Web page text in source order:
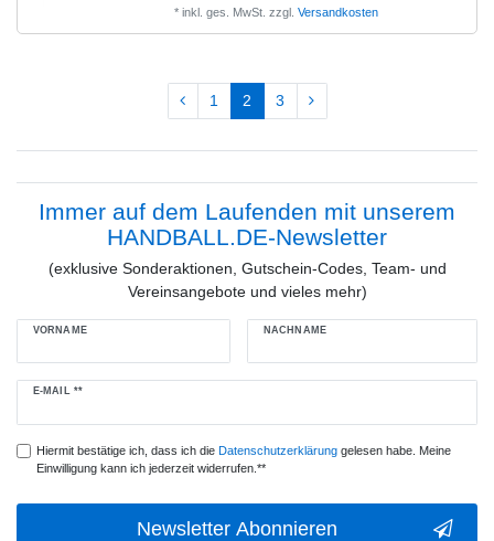
*inkl. ges. MwSt. zzgl.Versandkosten
1 2 3
Immer auf dem Laufenden mit unserem
HANDBALL.DE-Newsletter
(exklusive Sonderaktionen, Gutschein-Codes, Team- und
Vereinsangebote und vieles mehr)
VORNAME NACHNAME
E-MAIL **
Newsletter
Hiermit bestätige ich, dass ich die Daten­schutz­erklärunggelesen habe. Meine
Einwilligung kann ich jederzeit widerrufen.**
Newsletter Abonnieren